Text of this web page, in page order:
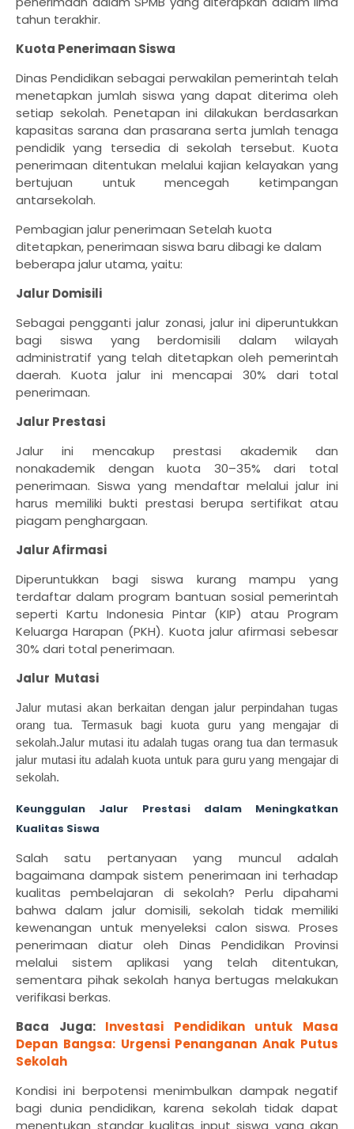
tahun terakhir.
Kuota Penerimaan Siswa
Dinas Pendidikan sebagai perwakilan pemerintah telah
menetapkan jumlah siswa yang dapat diterima oleh
setiap sekolah. Penetapan ini dilakukan berdasarkan
kapasitas sarana dan prasarana serta jumlah tenaga
pendidik yang tersedia di sekolah tersebut. Kuota
penerimaan ditentukan melalui kajian kelayakan yang
bertujuan untuk mencegah ketimpangan
antarsekolah.
Pembagian jalur penerimaan Setelah kuota
ditetapkan, penerimaan siswa baru dibagi ke dalam
beberapa jalur utama, yaitu:
Jalur Domisili
Sebagai pengganti jalur zonasi, jalur ini diperuntukkan
bagi siswa yang berdomisili dalam wilayah
administratif yang telah ditetapkan oleh pemerintah
daerah. Kuota jalur ini mencapai 30% dari total
penerimaan.
Jalur Prestasi
Jalur ini mencakup prestasi akademik dan
nonakademik dengan kuota 30–35% dari total
penerimaan. Siswa yang mendaftar melalui jalur ini
harus memiliki bukti prestasi berupa sertifikat atau
piagam penghargaan.
Jalur Afirmasi
Diperuntukkan bagi siswa kurang mampu yang
terdaftar dalam program bantuan sosial pemerintah
seperti Kartu Indonesia Pintar (KIP) atau Program
Keluarga Harapan (PKH). Kuota jalur afirmasi sebesar
30% dari total penerimaan.
Jalur Mutasi
Jalur mutasi akan berkaitan dengan jalur perpindahan tugas
orang tua. Termasuk bagi kuota guru yang mengajar di
sekolah.Jalur mutasi itu adalah tugas orang tua dan termasuk
jalur mutasi itu adalah kuota untuk para guru yang mengajar di
sekolah.
Keunggulan Jalur Prestasi dalam Meningkatkan
Kualitas Siswa
Salah satu pertanyaan yang muncul adalah
bagaimana dampak sistem penerimaan ini terhadap
kualitas pembelajaran di sekolah? Perlu dipahami
bahwa dalam jalur domisili, sekolah tidak memiliki
kewenangan untuk menyeleksi calon siswa. Proses
penerimaan diatur oleh Dinas Pendidikan Provinsi
melalui sistem aplikasi yang telah ditentukan,
sementara pihak sekolah hanya bertugas melakukan
verifikasi berkas.
Baca Juga: Investasi Pendidikan untuk Masa
Depan Bangsa: Urgensi Penanganan Anak Putus
Sekolah
Kondisi ini berpotensi menimbulkan dampak negatif
bagi dunia pendidikan, karena sekolah tidak dapat
menentukan standar kualitas input siswa yang akan